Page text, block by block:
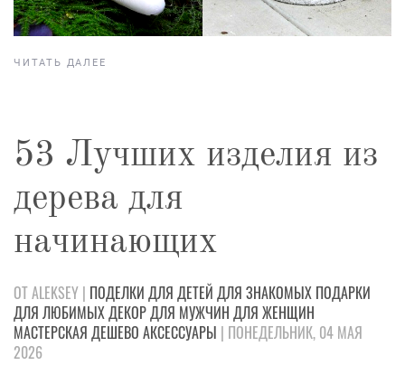
ЧИТАТЬ ДАЛЕЕ
53 Лучших изделия из
дерева для
начинающих
ОТ ALEKSEY | ПОДЕЛКИ ДЛЯ ДЕТЕЙ ДЛЯ ЗНАКОМЫХ ПОДАРКИ
ДЛЯ ЛЮБИМЫХДЕКОРДЛЯ МУЖЧИН ДЛЯ ЖЕНЩИН
МАСТЕРСКАЯ ДЕШЕВО АКСЕССУАРЫ | ПОНЕДЕЛЬНИК, 04 МАЯ
2026